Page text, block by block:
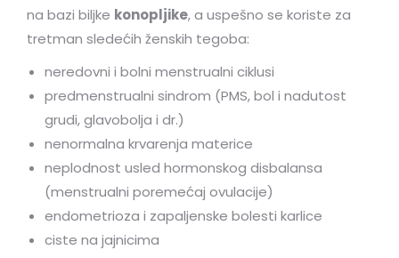
na bazi biljke konopljike, a uspešno se koriste za
tretman sledećih ženskih tegoba:
neredovni i bolni menstrualni ciklusi
predmenstrualni sindrom (PMS, bol i nadutost
grudi, glavobolja i dr.)
nenormalna krvarenja materice
neplodnost usled hormonskog disbalansa
(menstrualni poremećaj ovulacije)
endometrioza i zapaljenske bolesti karlice
ciste na jajnicima